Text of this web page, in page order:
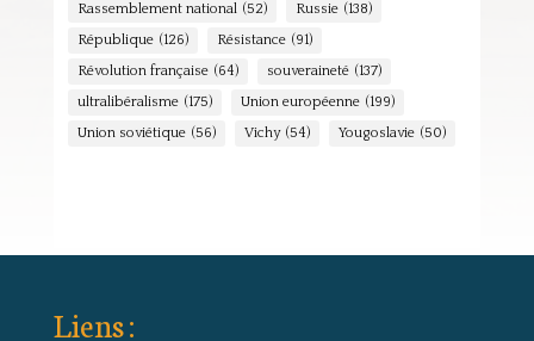
Rassemblement national (52) Russie (138)
République (126) Résistance (91)
Révolution française (64) souveraineté (137)
ultralibéralisme (175) Union européenne (199)
Union soviétique (56) Vichy (54) Yougoslavie (50)
Liens :